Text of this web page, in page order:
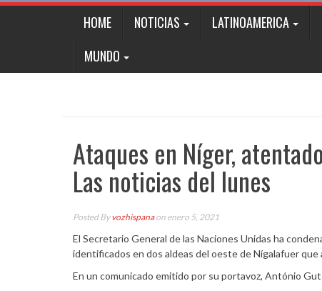
HOME NOTICIAS LATINOAMERICA
MUNDO
Ataques en Níger,
Las noticias del lunes
Posted Byvozhispanaon enero 5, 2021
El Secretario General de las Naciones Unidas ha
identificados en dos aldeas del oeste de Nígalafuer
En un comunicado emitido por su portavoz, António